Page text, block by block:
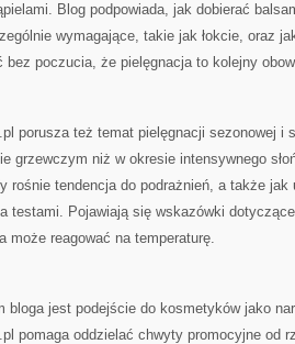
Blog podpowiada, jak dobierać
wymagające, takie jak łokcie, oraz
bez poczucia, że pielęgnacja to kolejny
porusza też temat pielęgnacji sezonowej i
grzewczym niż w okresie intensywnego
rośnie tendencja do podrażnień, a także
testami. Pojawiają się wskazówki
może reagować na temperaturę.
bloga jest podejście do kosmetyków jako
pomaga oddzielać chwyty promocyjne od